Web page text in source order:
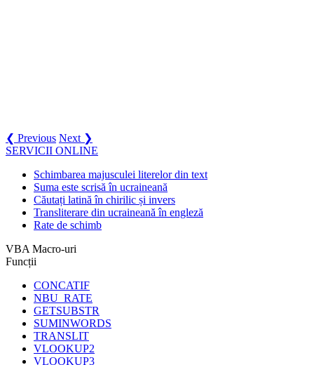
❮ Previous Next ❯
SERVICII ONLINE
Schimbarea majusculei literelor din text
Suma este scrisă în ucraineană
Căutați latină în chirilic și invers
Transliterare din ucraineană în engleză
Rate de schimb
VBA Macro-uri
Funcții
CONCATIF
NBU_RATE
GETSUBSTR
SUMINWORDS
TRANSLIT
VLOOKUP2
VLOOKUP3